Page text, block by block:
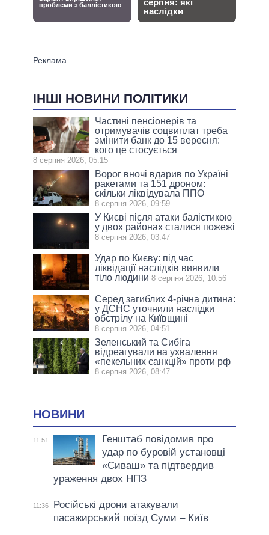
ІНШІ НОВИНИ ПОЛІТИКИ
Частині пенсіонерів та
отримувачів соцвиплат треба
змінити банк до 15 вересня:
кого це стосується
8 серпня 2026, 05:15
Ворог вночі вдарив по Україні
ракетами та 151 дроном:
скільки ліквідувала ППО
8 серпня 2026, 09:59
У Києві після атаки балістикою
у двох районах сталися пожежі
8 серпня 2026, 03:47
Удар по Києву: під час
ліквідації наслідків виявили
тіло людини 8 серпня 2026, 10:56
Серед загиблих 4-річна дитина:
у ДСНС уточнили наслідки
обстрілу на Київщині
8 серпня 2026, 04:51
Зеленський та Сибіга
відреагували на ухвалення
«пекельних санкцій» проти рф
8 серпня 2026, 08:47
НОВИНИ
11:51
Генштаб повідомив про
удар по буровій установці
«Сиваш» та підтвердив
ураження двох НПЗ
11:36
Російські дрони атакували
пасажирський поїзд Суми – Київ